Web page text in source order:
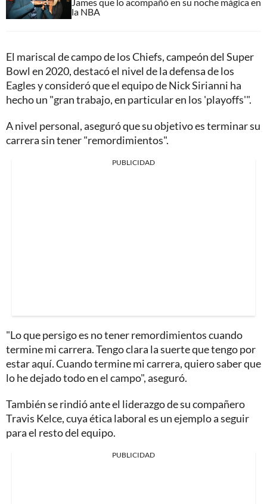
la NBA
El mariscal de campo de los Chiefs, campeón del Super
Bowl en 2020, destacó el nivel de la defensa de los
Eagles y consideró que el equipo de Nick Sirianni ha
hecho un "gran trabajo, en particular en los 'playoffs'".
A nivel personal, aseguró que su objetivo es terminar su
carrera sin tener "remordimientos".
PUBLICIDAD
"Lo que persigo es no tener remordimientos cuando
termine mi carrera. Tengo clara la suerte que tengo por
estar aquí. Cuando termine mi carrera, quiero saber que
lo he dejado todo en el campo", aseguró.
También se rindió ante el liderazgo de su compañero
Travis Kelce, cuya ética laboral es un ejemplo a seguir
para el resto del equipo.
PUBLICIDAD